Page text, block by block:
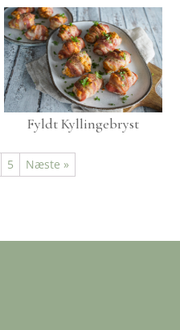
Fyldt Kyllingebryst
5 Næste »